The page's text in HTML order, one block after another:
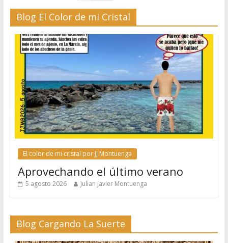
Blog El Color de mi Cristal
El color de mi cristal por JJ Montuenga
Aprovechando el último verano
5 agosto 2026 Julian Javier Montuenga
Blog Cargando La Suerte